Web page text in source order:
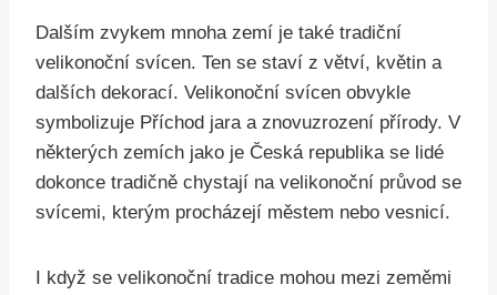
Dalším zvykem mnoha zemí je také tradiční
velikonoční svícen. Ten se staví z větví, květin a
dalších dekorací. Velikonoční svícen obvykle
symbolizuje Příchod jara a znovuzrození přírody. V
některých zemích jako je Česká republika se lidé
dokonce tradičně chystají na velikonoční průvod se
svícemi, kterým procházejí městem nebo vesnicí.
I když se velikonoční tradice mohou mezi zeměmi